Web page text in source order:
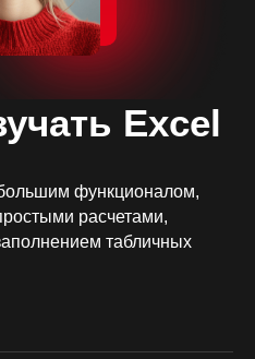
Excel
функционалом,
расчетами,
табличных